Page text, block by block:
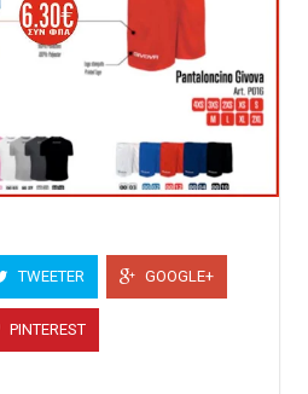
TWEETER GOOGLE+
PINTEREST